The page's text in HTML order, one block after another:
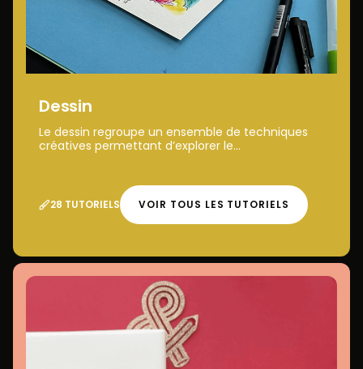
Dessin
Le dessin regroupe un ensemble de techniques
créatives permettant d’explorer le...
28 TUTORIELS VOIR TOUS LES TUTORIELS